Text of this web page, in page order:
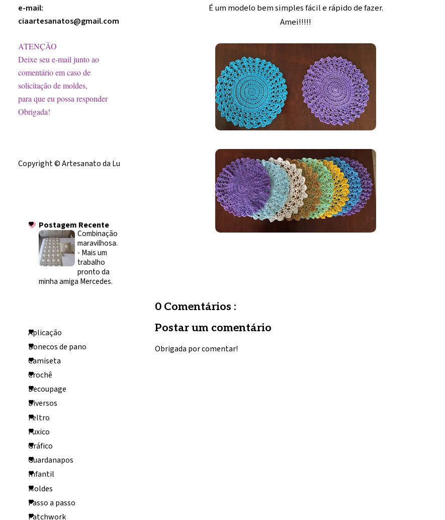
e-mail:
ciaartesanatos@gmail.com
ATENÇÃO
Deixe seu e-mail junto ao
comentário em caso de
solicitação de moldes,
para que eu possa responder
Obrigada!
Copyright © Artesanato da Lu
Postagem Recente
Combinação
maravilhosa.
- Mais um
trabalho
pronto da
minha amiga Mercedes.
Aplicação
Bonecos de pano
Camiseta
Crochê
Decoupage
Diversos
Feltro
Fuxico
Gráfico
Guardanapos
Infantil
Moldes
Passo a passo
Patchwork
É um modelo bem simples fácil e rápido de fazer.
Amei!!!!!
0 Comentários :
Postar um comentário
Obrigada por comentar!